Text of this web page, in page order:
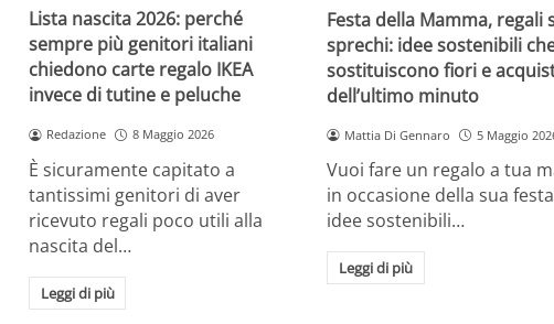
Lista nascita 2026: perché
sempre più genitori italiani
chiedono carte regalo IKEA
invece di tutine e peluche
Redazione 8 Maggio 2026
È sicuramente capitato a
tantissimi genitori di aver
ricevuto regali poco utili alla
nascita del…
Leggi di più
Festa della Mamma, regali
sprechi: idee sostenibili
sostituiscono fiori e
dell’ultimo minuto
Mattia Di Gennaro 5 Maggio
Vuoi fare un regalo a tua
in occasione della sua
idee sostenibili…
Leggi di più